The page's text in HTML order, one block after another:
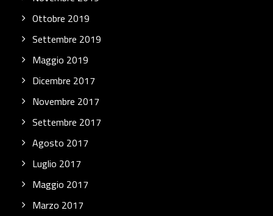
Ottobre 2019
Settembre 2019
Maggio 2019
Dicembre 2017
Novembre 2017
Settembre 2017
Agosto 2017
Luglio 2017
Maggio 2017
Marzo 2017